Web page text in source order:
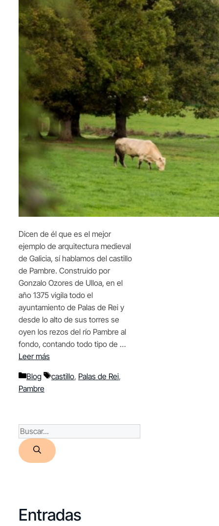
Dicen de él que es el mejor
ejemplo de arquitectura medieval
de Galicia, sí hablamos del castillo
de Pambre. Construido por
Gonzalo Ozores de Ulloa, en el
año 1375 vigila todo el
ayuntamiento de Palas de Rei y
desde lo alto de sus torres se
oyen los rezos del río Pambre al
fondo, contando todo tipo de …
Leer más
Categorías
Blog Etiquetas
castillo, Palas de Rei,
Pambre
Buscar:
Entradas